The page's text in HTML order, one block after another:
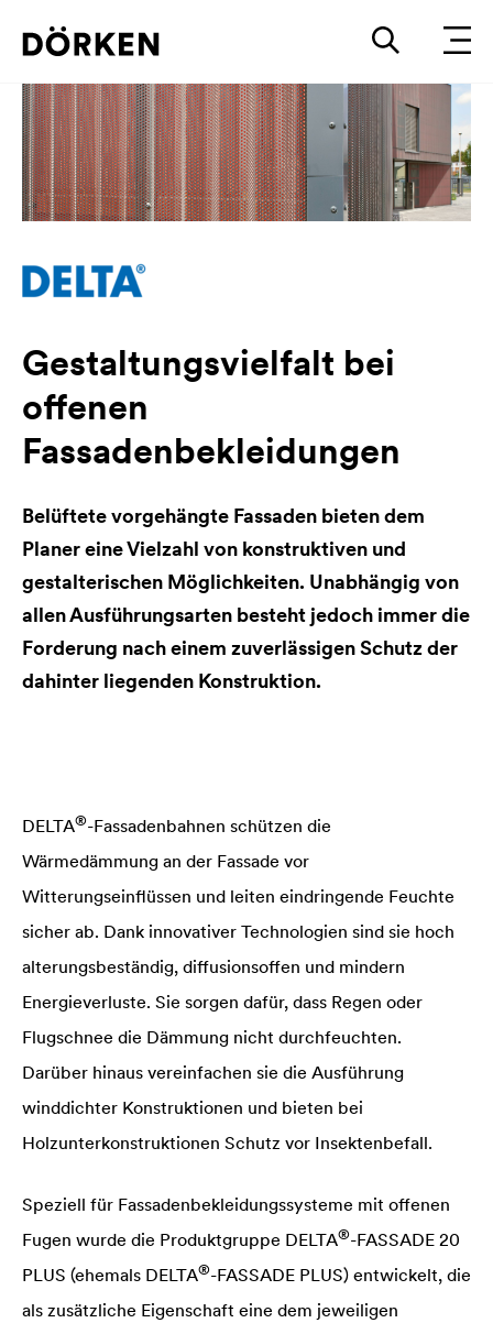
Gestaltungsvielfalt bei
offenen
Fassadenbekleidungen
Belüftete vorgehängte Fassaden bieten dem
Planer eine Vielzahl von konstruktiven und
gestalterischen Möglichkeiten. Unabhängig von
allen Ausführungsarten besteht jedoch immer die
Forderung nach einem zuverlässigen Schutz der
dahinter liegenden Konstruktion.
DELTA®-Fassadenbahnen schützen die
Wärmedämmung an der Fassade vor
Witterungseinflüssen und leiten eindringende Feuchte
sicher ab. Dank innovativer Technologien sind sie hoch
alterungsbeständig, diffusionsoffen und mindern
Energieverluste. Sie sorgen dafür, dass Regen oder
Flugschnee die Dämmung nicht durchfeuchten.
Darüber hinaus vereinfachen sie die Ausführung
winddichter Konstruktionen und bieten bei
Holzunterkonstruktionen Schutz vor Insektenbefall.
Speziell für Fassadenbekleidungssysteme mit offenen
Fugen wurde die Produktgruppe DELTA®-FASSADE 20
PLUS (ehemals DELTA®-FASSADE PLUS) entwickelt, die
als zusätzliche Eigenschaft eine dem jeweiligen